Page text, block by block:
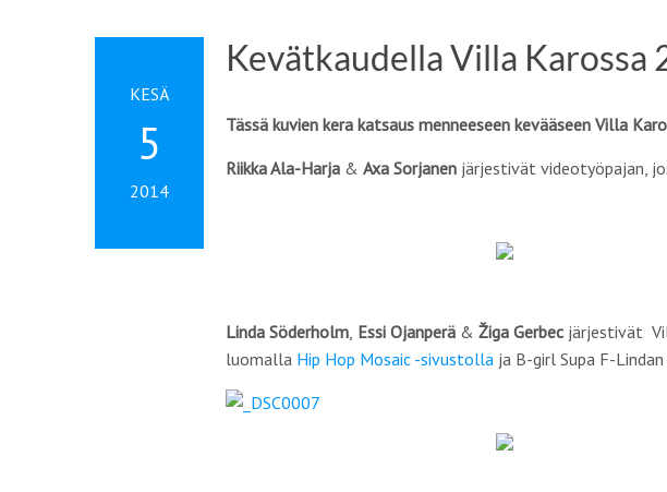
KESÄ
5
2014
Kevätkaudella Villa Karossa
Tässä kuvien kera katsaus menneeseen kevääseen Villa
Riikka Ala-Harja & Axa Sorjanen järjestivät videotyöpajan,
Linda Söderholm, Essi Ojanperä & Žiga Gerbec järjestivät
luomalla Hip Hop Mosaic -sivustolla ja B-girl Supa F-